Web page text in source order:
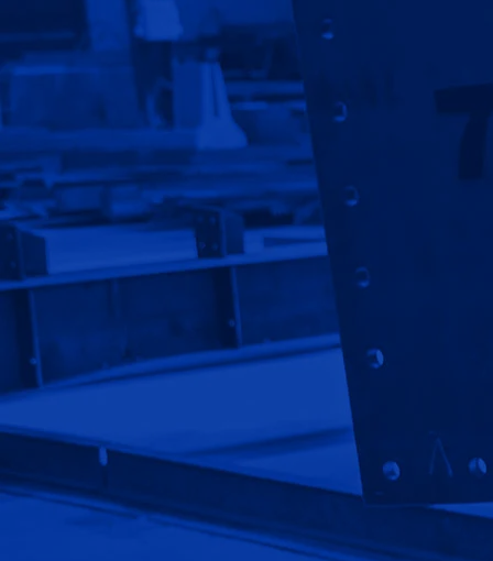
صفحه اصلی
قیمت سوله
ارتباط با ما
گالری تصاویر
پروژه ها
سوالات متداول
قوانین و مقررات
استخدام
سوله ورزشی